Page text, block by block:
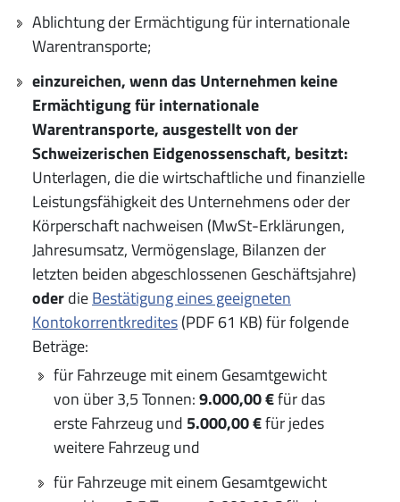
Ablichtung der Ermächtigung für internationale
Warentransporte;
einzureichen, wenn das Unternehmen keine
Ermächtigung für internationale
Warentransporte, ausgestellt von der
Schweizerischen Eidgenossenschaft, besitzt:
Unterlagen, die die wirtschaftliche und finanzielle
Leistungsfähigkeit des Unternehmens oder der
Körperschaft nachweisen (MwSt-Erklärungen,
Jahresumsatz, Vermögenslage, Bilanzen der
letzten beiden abgeschlossenen Geschäftsjahre)
oderdieBestätigung eines geeigneten
Kontokorrentkredites(PDF 61 KB) für folgende
Beträge:
für Fahrzeuge mit einem Gesamtgewicht
von über 3,5 Tonnen:9.000,00 €für das
erste Fahrzeug und 5.000,00 €für jedes
weitere Fahrzeug und
für Fahrzeuge mit einem Gesamtgewicht